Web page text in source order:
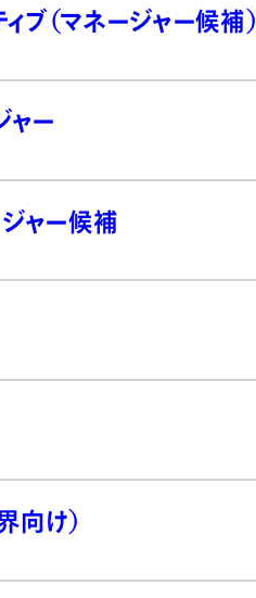
ブ（マネージャー候補）
ャー
ャー候補
向け）